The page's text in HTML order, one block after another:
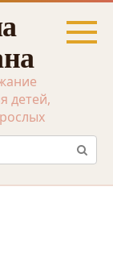
детей,